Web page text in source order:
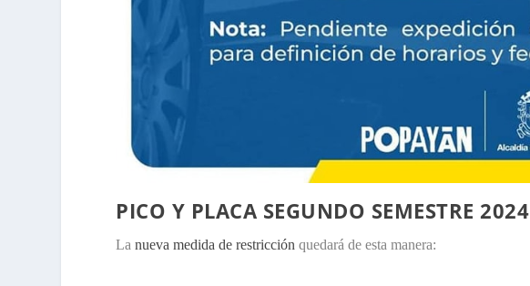
PICO Y PLACA SEGUNDO SEMESTRE 2024
Lanueva medida de restricción quedará de esta manera: